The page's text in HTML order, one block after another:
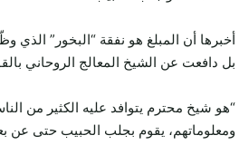
أخبرها أن المبلغ هو نفقة “البخور” الذي
بل دافعت عن الشيخ المعالج الروحاني
“هو شيخ محترم يتوافد عليه الكثير من
ومعلوماتهم، يقوم بجلب الحبيب حتى عن